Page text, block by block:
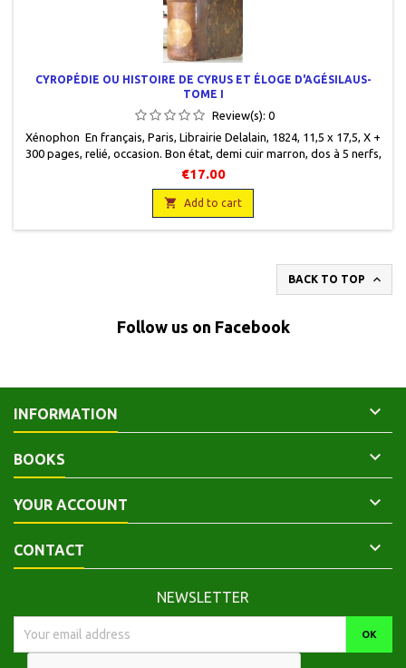
CYROPÉDIE OU HISTOIRE DE CYRUS ET ÉLOGE D'AGÉSILAUS-
TOME I
Review(s): 0
Xénophon En français, Paris, Librairie Delalain, 1824, 11,5 x 17,5, X +
300 pages, relié, occasion. Bon état, demi cuir marron, dos à 5 nerfs,
pièce de titre bordeaux, titre gravé or, plats cartonnés marbrés fond
marron clair nervuré de rouge, jaune et bleu.
€17.00
 Add to cart
BACK TO TOP 
Follow us on Facebook
INFORMATION 
BOOKS 
YOUR ACCOUNT 
CONTACT 
NEWSLETTER